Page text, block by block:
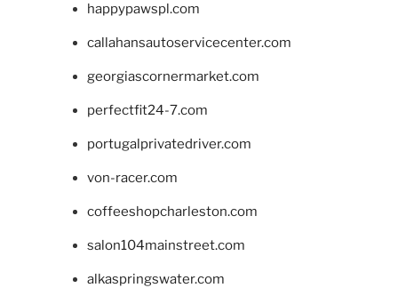
happypawspl.com
callahansautoservicecenter.com
georgiascornermarket.com
perfectfit24-7.com
portugalprivatedriver.com
von-racer.com
coffeeshopcharleston.com
salon104mainstreet.com
alkaspringswater.com